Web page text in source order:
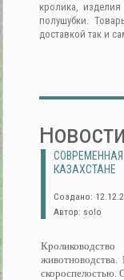
кролика,
полушубки.
доставкой так и
Новости
КАЗАХСТАНЕ
Создано:
Автор: solo
скороспелостью.